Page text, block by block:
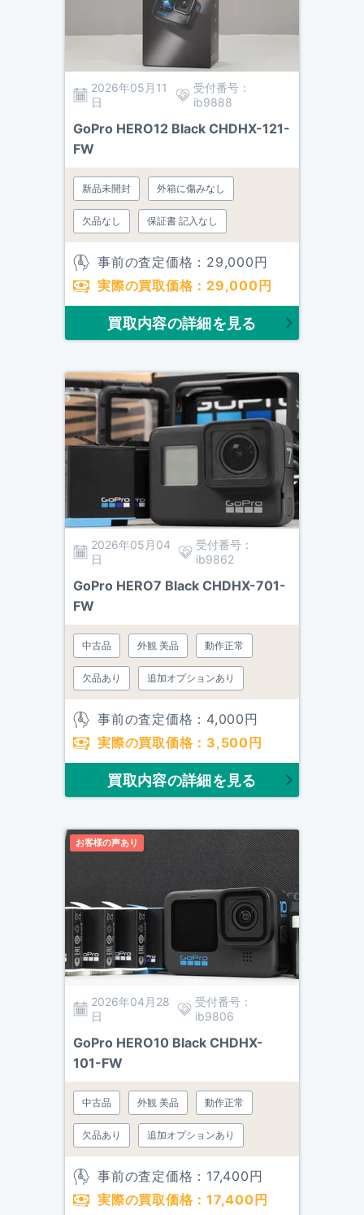
2026年05月11
日
受付番号：
ib9888
GoPro HERO12 Black CHDHX-121-
FW
新品未開封 外箱に傷みなし
欠品なし 保証書 記入なし
事前の査定価格： 29,000円
実際の買取価格： 29,000 円
買取内容の詳細を見る
2026年05月04
日
受付番号：
ib9862
GoPro HERO7 Black CHDHX-701-
FW
中古品 外観 美品 動作正常
欠品あり 追加オプションあり
事前の査定価格： 4,000円
実際の買取価格： 3,500 円
買取内容の詳細を見る
お客様の声あり
2026年04月28
日
受付番号：
ib9806
GoPro HERO10 Black CHDHX-
101-FW
中古品 外観 美品 動作正常
欠品あり 追加オプションあり
事前の査定価格： 17,400円
実際の買取価格： 17,400 円